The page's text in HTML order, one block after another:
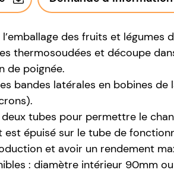
des fruits et légumes
thermosoudées et découpe
de poignée.
bandes latérales en bobines de
tubes pour permettre le
épuisé sur le tube de
et avoir un rendement
: diamètre intérieur 90mm